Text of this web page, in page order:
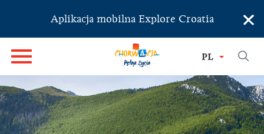
Aplikacja mobilna Explore Croatia ×
PL